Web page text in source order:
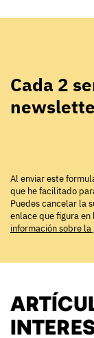
Cada 2
Al enviar este
que he facilitado
Puedes cancelar la
enlace que figura
información sobre